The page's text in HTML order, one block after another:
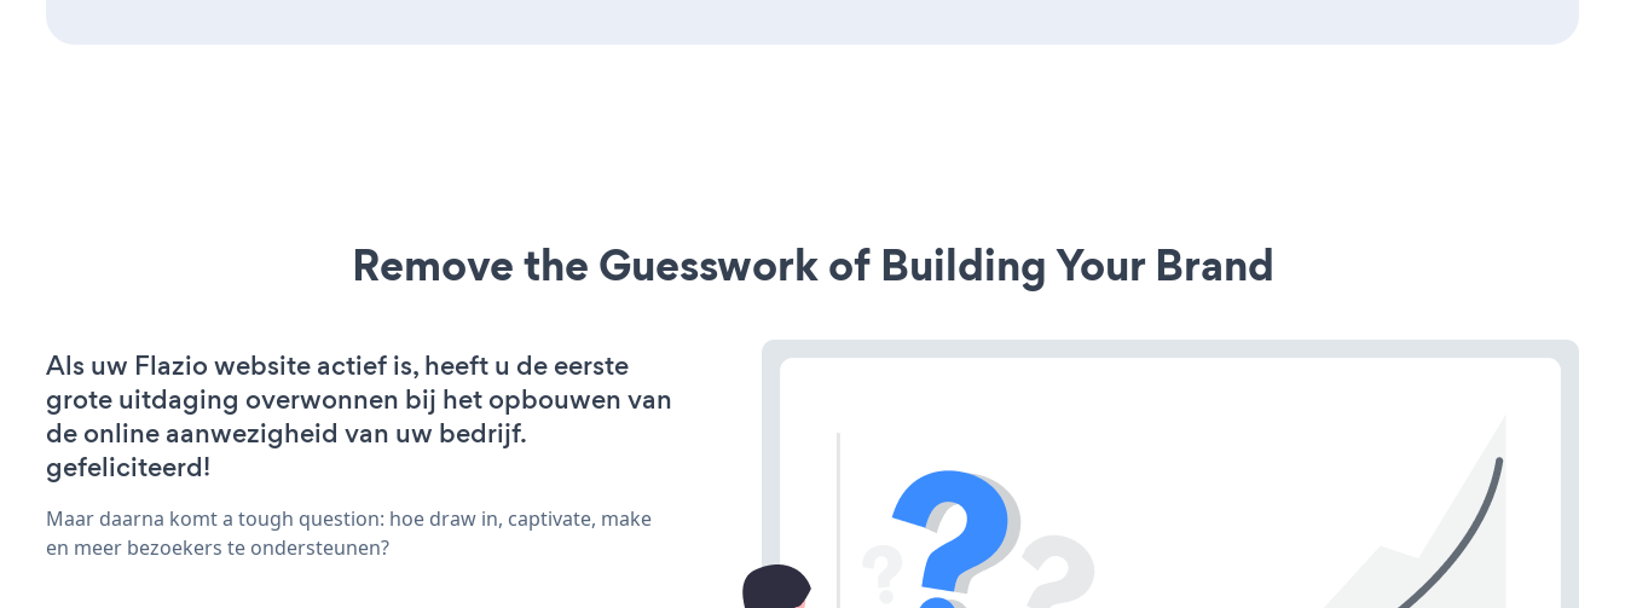
Remove the Guesswork of Building Your Brand
Als uw Flazio website actief is, heeft u de eerste
grote uitdaging overwonnen bij het opbouwen van
de online aanwezigheid van uw bedrijf.
gefeliciteerd!
Maar daarna komt a tough question: hoe draw in, captivate, make
en meer bezoekers te ondersteunen?